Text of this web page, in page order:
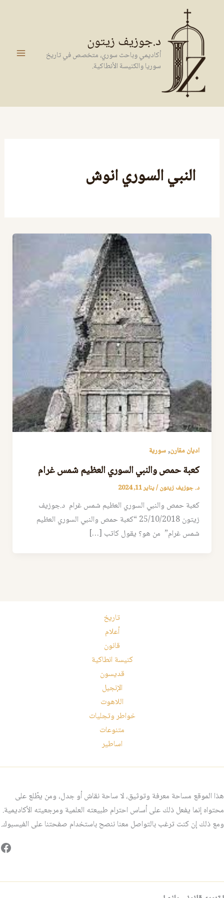
المحتوى
د.جوزيف زيتون
أكاديمي وباحث سوري، متخصص في تاريخ
سوريا والكنيسة الأنطاكية.
النبي السوري انوش
اديان مقارن,سورية
كعبة حمص والنبي السوري العظيم شمس غرام
د. جوزيف زيتون/يناير 11, 2024
كعبة حمص والنبي السوري العظيم شمس غرام د.جوزيف
زيتون 25/10/2018 “كعبة حمص والنبي السوري العظيم
شمس غرام” من هو؟ يقول كاتب […]
تاريخ
أعلام
قانون
كنيسة انطاكية
قديسون
الإنجيل
اللاهوت
خواطر وتجليات
متنوعات
اساطير
هذا الموقع مساحة معرفة وتوثيق، لا ساحة نقاش أو جدل، ومن يطّلع على
محتواه إنما يفعل ذلك على أساس احترام طبيعته العلمية ومرجعيته الأكاديمية.
ومع ذلك إن كنت ترغب بالتواصل معنا ننصح باستخدام صفحتنا على الفيسبوك.